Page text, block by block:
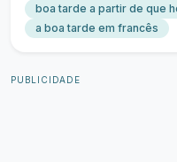
boa tarde a partir de que
a boa tarde em francês
PUBLICIDADE